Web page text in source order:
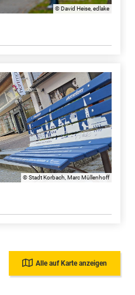
© David Heise, edlake
© Stadt Korbach, Marc Müllenhoff
Alle auf Karte anzeigen